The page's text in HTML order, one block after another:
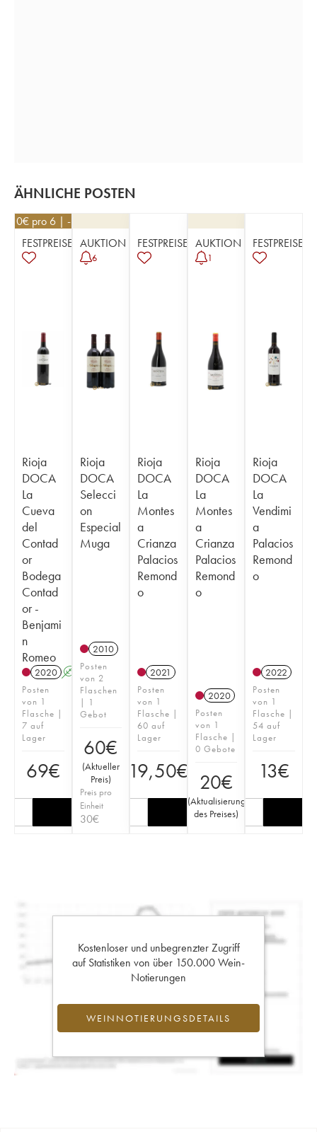
ÄHNLICHE POSTEN
€ pro 6 | -10%
FESTPREISE
Rioja
DOCA
La
Cueva
del
Contad
or
Bodega
Contad
or -
Benjami
n
Romeo
2020 A
Posten
von 1
Flasche |
7 auf
Lager
69€
AUKTION
6
Rioja
DOCA
Selecci
on
Especial
Muga
2010
Posten
von 2
Flaschen
| 1
Gebot
60€
(Aktueller
Preis)
Preis pro
Einheit
30€
FESTPREISE
Rioja
DOCA
La
Montes
a
Crianza
Palacios
Remond
o
2021
Posten
von 1
Flasche |
60 auf
Lager
19,50€
AUKTION
1
Rioja
DOCA
La
Montes
a
Crianza
Palacios
Remond
o
2020
Posten
von 1
Flasche |
0 Gebote
20€
(Aktualisierung
des Preises)
FESTPREISE
Rioja
DOCA
La
Vendimi
a
Palacios
Remond
o
2022
Posten
von 1
Flasche |
54 auf
Lager
13€
Kostenloser und unbegrenzter Zugriff
auf Statistiken von über 150.000 Wein-
Notierungen
WEINNOTIERUNGSDETAILS